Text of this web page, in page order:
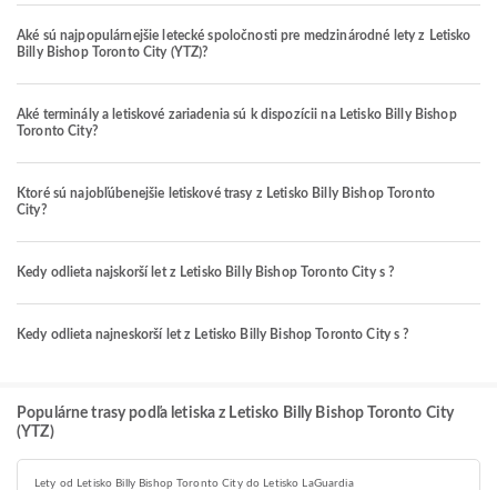
Aké sú najpopulárnejšie letecké spoločnosti pre medzinárodné lety z Letisko
Billy Bishop Toronto City (YTZ)?
Aké terminály a letiskové zariadenia sú k dispozícii na Letisko Billy Bishop
Toronto City?
Ktoré sú najobľúbenejšie letiskové trasy z Letisko Billy Bishop Toronto
City?
Kedy odlieta najskorší let z Letisko Billy Bishop Toronto City s ?
Kedy odlieta najneskorší let z Letisko Billy Bishop Toronto City s ?
Populárne trasy podľa letiska z Letisko Billy Bishop Toronto City
(YTZ)
Lety od Letisko Billy Bishop Toronto City do Letisko LaGuardia